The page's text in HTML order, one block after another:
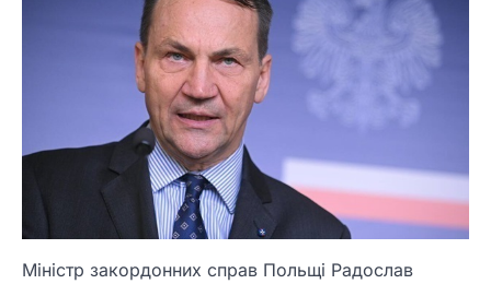
Міністр закордонних справ Польщі Радослав